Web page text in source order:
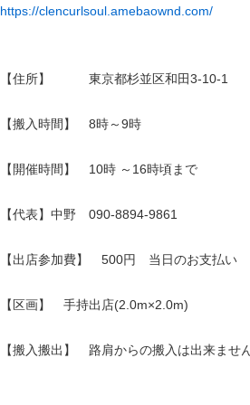
https://clencurlsoul.amebaownd.com/
【住所】 東京都杉並区和田3-10-1
【搬入時間】 8時～9時
【開催時間】 10時 ～16時頃まで
【代表】中野 090-8894-9861
【出店参加費】 500円 当日のお支払い
【区画】 手持出店(2.0m×2.0m)
【搬入搬出】 路肩からの搬入は出来ませ